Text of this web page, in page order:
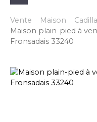
Vente Maison
Maison plain-pied à
Fronsadais 33240